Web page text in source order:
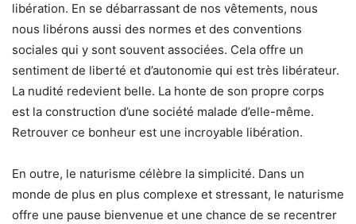
libération. En se débarrassant de nos vêtements, nous
nous libérons aussi des normes et des conventions
sociales qui y sont souvent associées. Cela offre un
sentiment de liberté et d’autonomie qui est très libérateur.
La nudité redevient belle. La honte de son propre corps
est la construction d’une société malade d’elle-même.
Retrouver ce bonheur est une incroyable libération.
En outre, le naturisme célèbre la simplicité. Dans un
monde de plus en plus complexe et stressant, le naturisme
offre une pause bienvenue et une chance de se recentrer